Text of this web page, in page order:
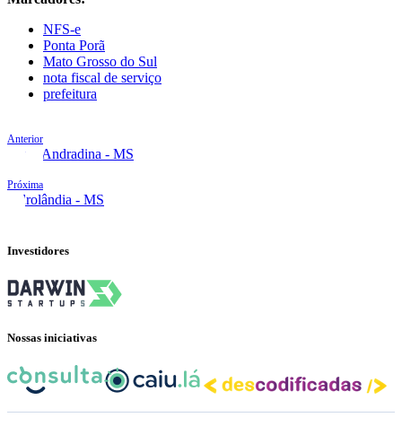
NFS-e
Ponta Porã
Mato Grosso do Sul
nota fiscal de serviço
prefeitura
Anterior
Nova Andradina - MS
Próxima
Sidrolândia - MS
Investidores
Nossas iniciativas